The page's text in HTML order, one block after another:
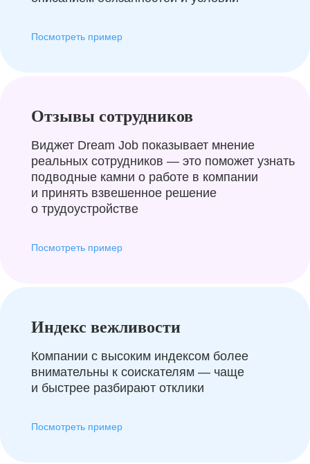
Посмотреть пример
Отзывы сотрудников
Виджет Dream Job показывает мнение
реальных сотрудников — это поможет узнать
подводные камни о работе в компании
и принять взвешенное решение
о трудоустройстве
Посмотреть пример
Индекс вежливости
Компании с высоким индексом более
внимательны к соискателям — чаще
и быстрее разбирают отклики
Посмотреть пример